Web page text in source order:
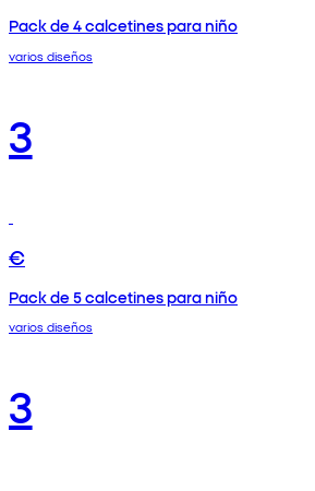
Pack de 4 calcetines para niño
varios diseños
3
€
Pack de 5 calcetines para niño
varios diseños
3